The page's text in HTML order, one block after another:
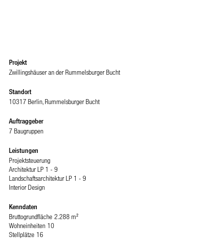
Projekt
Zwillingshäuser an der Rummelsburger Bucht
Standort
10317 Berlin, Rummelsburger Bucht
Auftraggeber
7 Baugruppen
Leistungen
Projektsteuerung
Architektur LP 1 - 9
Landschaftsarchitektur LP 1 - 9
Interior Design
Kenndaten
Bruttogrundfläche 2.288 m²
Wohneinheiten 10
Stellplätze 16